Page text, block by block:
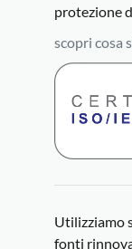
protezione
scopri cosa
Utilizziamo
fonti